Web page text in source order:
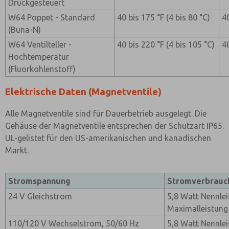
Druckgesteuert
W64 Poppet - Standard
(Buna-N)
40 bis 175 °F (4 bis 80 °C)
W64 Ventilteller -
Hochtemperatur
(Fluorkohlenstoff)
40 bis 220 °F (4 bis 105 °C)
Elektrische Daten (Magnetventile)
Alle Magnetventile sind für Dauerbetrieb ausgelegt. Die
Gehäuse der Magnetventile entsprechen der Schutzart IP65.
UL-gelistet für den US-amerikanischen und kanadischen
Markt.
Stromspannung
24 V Gleichstrom
5,8 Watt
110/120 V Wechselstrom, 50/60 Hz
5,8 Watt